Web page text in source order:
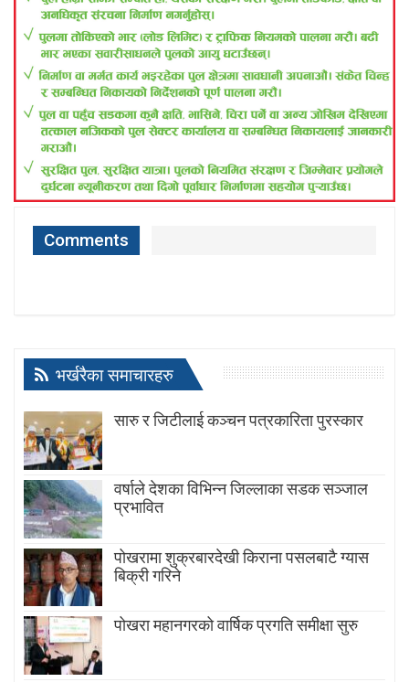
Comments
भर्खरैका समाचारहरु
सारु र जिटीलाई कञ्चन पत्रकारिता पुरस्कार
वर्षाले देशका विभिन्न जिल्लाका सडक सञ्जाल
प्रभावित
पोखरामा शुक्रबारदेखी किराना पसलबाटै ग्यास
बिक्री गरिने
पोखरा महानगरको वार्षिक प्रगति समीक्षा सुरु